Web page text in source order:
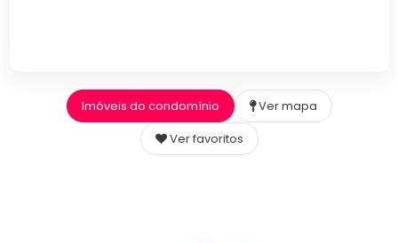
Imóveis do condomínio
Ver mapa
Ver favoritos